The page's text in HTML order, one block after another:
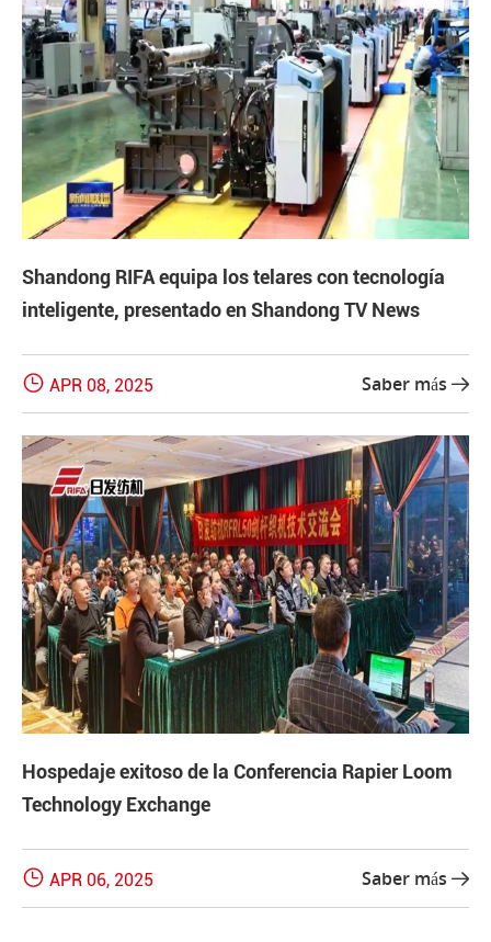
Shandong RIFA equipa los telares con tecnología
inteligente, presentado en Shandong TV News
 APR 08, 2025 Saber más 
Hospedaje exitoso de la Conferencia Rapier Loom
Technology Exchange
 APR 06, 2025 Saber más 